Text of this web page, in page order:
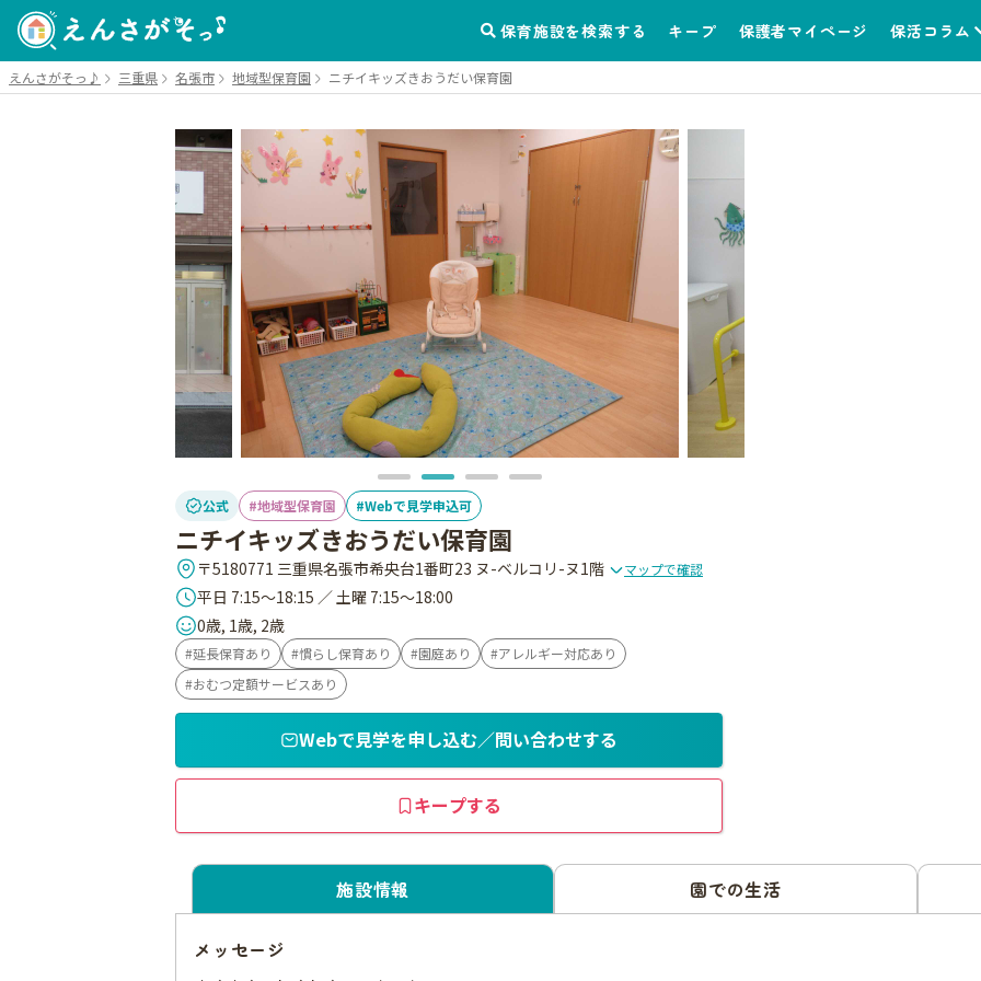
保育施設を検索する キープ 保護者マイページ 保活コラム
えんさがそっ♪ 三重県 名張市 地域型保育園 ニチイキッズきおうだい保育園
公式 地域型保育園 Webで見学申込可
ニチイキッズきおうだい保育園
〒5180771 三重県名張市希央台1番町23 ヌ-ベルコリ-ヌ1階 マップで確認
平日 7:15～18:15 ／ 土曜 7:15～18:00
0歳, 1歳, 2歳
延長保育あり 慣らし保育あり 園庭あり
アレルギー対応あり
おむつ定額サービスあり
Webで見学を申し込む／問い合わせする
キープする
施設情報 園での生活
メッセージ